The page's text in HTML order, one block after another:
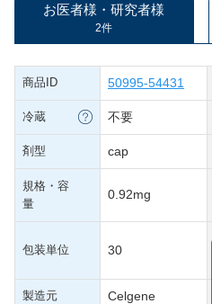
お医者様・研究者様
2件
商品ID 50995-54431
冷蔵 不要
剤型 cap
規格・容
量
0.92mg
包装単位 30
製造元 Celgene